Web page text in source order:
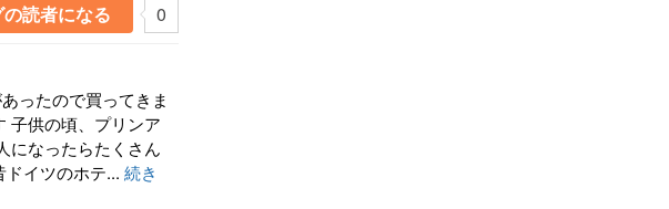
読者になる 0
ったので買ってきま
子供の頃、プリンア
になったらたくさん
イツのホテ... 続き